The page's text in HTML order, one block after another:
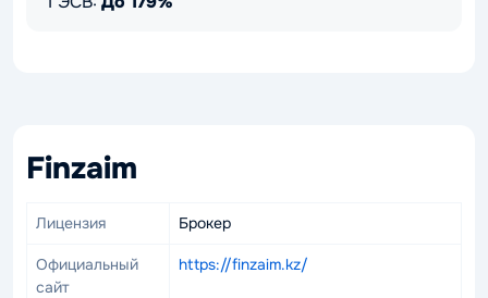
Finzaim
Лицензия Брокер
Официальный
сайт
https://finzaim.kz/